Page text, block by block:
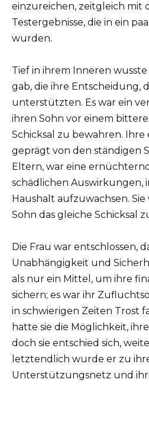
einzureichen, zeitgleich mit
Testergebnisse, die in ein
wurden.
Tief in ihrem Inneren wusste
gab, die ihre Entscheidung,
unterstützten. Es war ein
ihren Sohn vor einem
Schicksal zu bewahren. Ihre
geprägt von den ständigen
Eltern, war eine
schädlichen Auswirkungen,
Haushalt aufzuwachsen.
Sohn das gleiche Schicksal
Die Frau war entschlossen,
Unabhängigkeit und
als nur ein Mittel, um ihre
sichern; es war ihr
in schwierigen Zeiten Trost
hatte sie die Möglichkeit,
doch sie entschied sich,
letztendlich wurde er zu
Unterstützungsnetz und